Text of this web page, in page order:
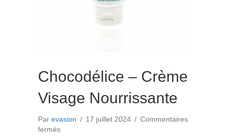
Chocodélice – Crème
Visage Nourrissante
Par evasion / 17 juillet 2024 / Commentaires
ferméssur